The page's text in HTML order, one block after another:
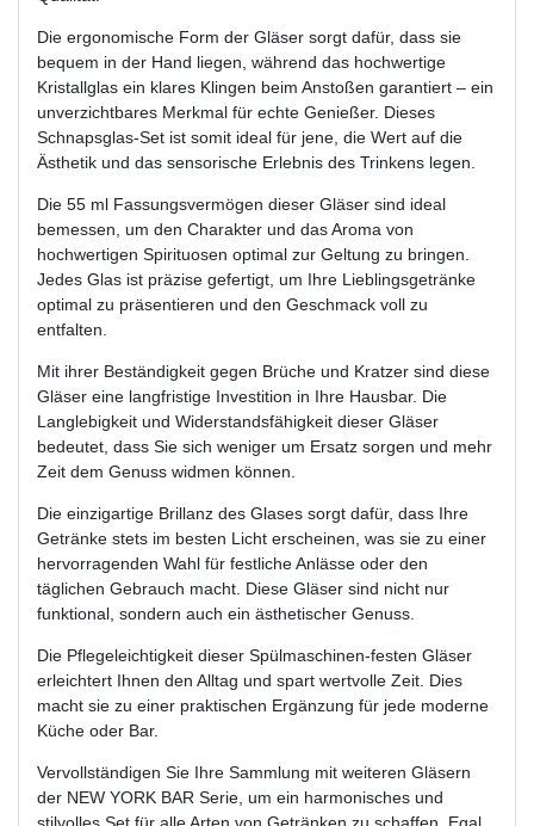
Die ergonomische Form der Gläser sorgt dafür, dass sie
bequem in der Hand liegen, während das hochwertige
Kristallglas ein klares Klingen beim Anstoßen garantiert – ein
unverzichtbares Merkmal für echte Genießer. Dieses
Schnapsglas-Set ist somit ideal für jene, die Wert auf die
Ästhetik und das sensorische Erlebnis des Trinkens legen.
Die 55 ml Fassungsvermögen dieser Gläser sind ideal
bemessen, um den Charakter und das Aroma von
hochwertigen Spirituosen optimal zur Geltung zu bringen.
Jedes Glas ist präzise gefertigt, um Ihre Lieblingsgetränke
optimal zu präsentieren und den Geschmack voll zu
entfalten.
Mit ihrer Beständigkeit gegen Brüche und Kratzer sind diese
Gläser eine langfristige Investition in Ihre Hausbar. Die
Langlebigkeit und Widerstandsfähigkeit dieser Gläser
bedeutet, dass Sie sich weniger um Ersatz sorgen und mehr
Zeit dem Genuss widmen können.
Die einzigartige Brillanz des Glases sorgt dafür, dass Ihre
Getränke stets im besten Licht erscheinen, was sie zu einer
hervorragenden Wahl für festliche Anlässe oder den
täglichen Gebrauch macht. Diese Gläser sind nicht nur
funktional, sondern auch ein ästhetischer Genuss.
Die Pflegeleichtigkeit dieser Spülmaschinen-festen Gläser
erleichtert Ihnen den Alltag und spart wertvolle Zeit. Dies
macht sie zu einer praktischen Ergänzung für jede moderne
Küche oder Bar.
Vervollständigen Sie Ihre Sammlung mit weiteren Gläsern
der NEW YORK BAR Serie, um ein harmonisches und